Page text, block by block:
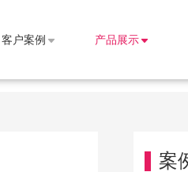
客户案例 产品展示
案